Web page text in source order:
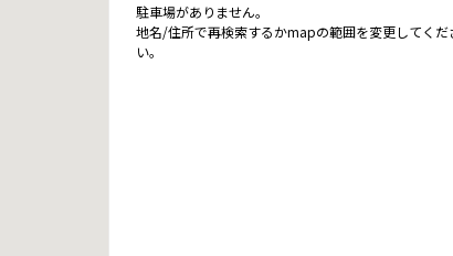
駐車場がありません。
地名/住所で再検索するかmapの範囲を変更してくだ
い。